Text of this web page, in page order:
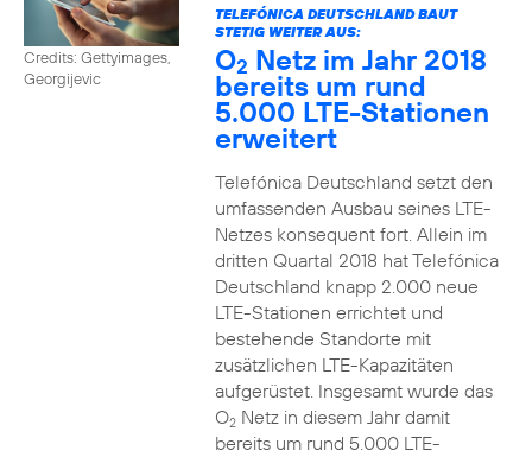
Credits: Gettyimages,
Georgijevic
TELEFÓNICA DEUTSCHLAND BAUT
STETIG WEITER AUS:
O2 Netz im Jahr 2018
bereits um rund
5.000 LTE-Stationen
erweitert
Telefónica Deutschland setzt den
umfassenden Ausbau seines LTE-
Netzes konsequent fort. Allein im
dritten Quartal 2018 hat Telefónica
Deutschland knapp 2.000 neue
LTE-Stationen errichtet und
bestehende Standorte mit
zusätzlichen LTE-Kapazitäten
aufgerüstet. Insgesamt wurde das
O2Netz in diesem Jahr damit
bereits um rund 5.000 LTE-